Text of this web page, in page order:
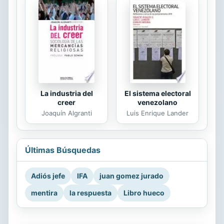
La industria del
creer
Joaquín Algranti
El sistema electoral
venezolano
Luis Enrique Lander
Últimas Búsquedas
Adiós jefe IFA
juan gomez jurado
mentira
la respuesta Libro hueco